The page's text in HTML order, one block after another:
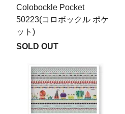
Colobockle Pocket
50223(コロボックル ポケ
ット)
SOLD OUT